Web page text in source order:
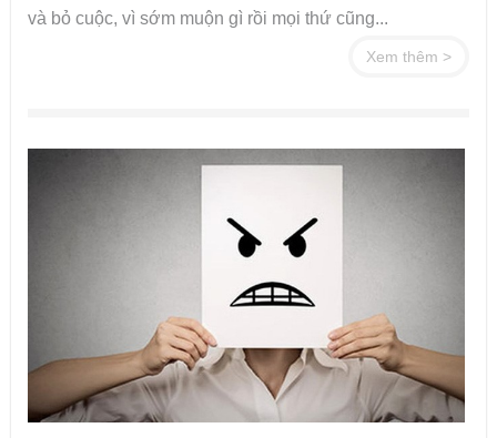
và bỏ cuộc, vì sớm muộn gì rồi mọi thứ cũng...
Xem thêm >